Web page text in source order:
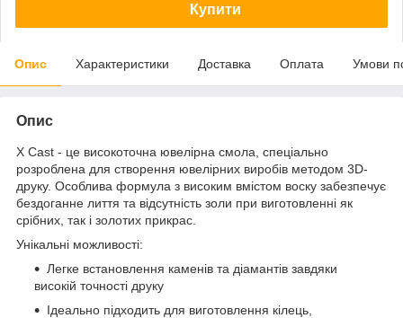
Купити
Опис Характеристики Доставка Оплата Умови
Опис
X Cast - це високоточна ювелірна смола, спеціально
розроблена для створення ювелірних виробів методом 3D-
друку. Особлива формула з високим вмістом воску забезпечує
бездоганне лиття та відсутність золи при виготовленні як
срібних, так і золотих прикрас.
Унікальні можливості:
Легке встановлення каменів та діамантів завдяки
високій точності друку
Ідеально підходить для виготовлення кілець,